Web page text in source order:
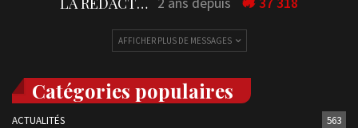
AFFICHER PLUS DE MESSAGES
Catégories populaires
ACTUALITÉS 563